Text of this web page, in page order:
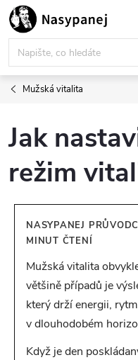
Přejít
na
obsah
Mužská vitalita
Jak
režim
NASYPANEJ
MINUT ČTENÍ
Mužská vitalita
většině případů je
který drží energii,
v dlouhodobém
Když je den